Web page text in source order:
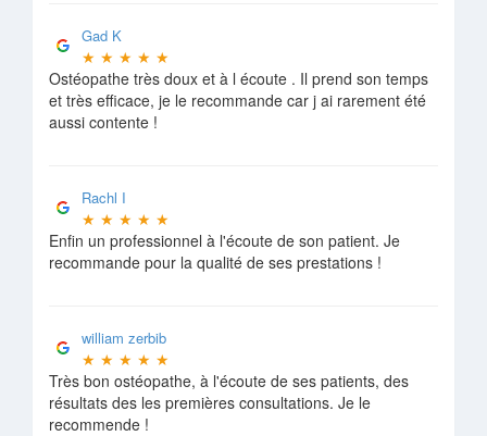
Gad K
★ ★ ★ ★ ★
Ostéopathe très doux et à l écoute . Il prend son temps
et très efficace, je le recommande car j ai rarement été
aussi contente !
Rachl I
★ ★ ★ ★ ★
Enfin un professionnel à l'écoute de son patient. Je
recommande pour la qualité de ses prestations !
william zerbib
★ ★ ★ ★ ★
Très bon ostéopathe, à l'écoute de ses patients, des
résultats des les premières consultations. Je le
recommende !